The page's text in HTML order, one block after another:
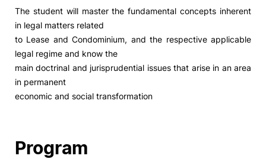
R&D and Business
Social Action
Alumni
The student will master the fundamental concepts inherent
in legal matters related
to Lease and Condominium, and the respective applicable
legal regime and know the
main doctrinal and jurisprudential issues that arise in an area
in permanent
economic and social transformation
Program